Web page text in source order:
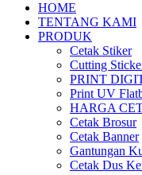
HOME
TENTANG KAMI
PRODUK
Cetak Stiker
Cutting
PRINT
Print UV
HARGA
Cetak Brosur
Cetak Banner
Gantungan
Cetak Dus